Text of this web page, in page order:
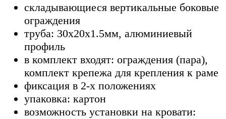
складывающиеся вертикальные боковые
ограждения
труба: 30х20х1.5мм, алюминиевый
профиль
в комплект входят: ограждения (пара),
комплект крепежа для крепления к раме
фиксация в 2-х положениях
упаковка: картон
возможность установки на кровати: